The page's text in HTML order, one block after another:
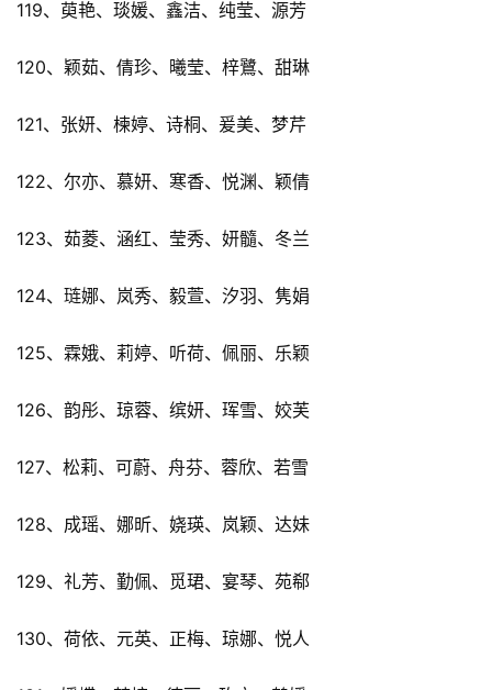
119、萸艳、琰媛、鑫洁、纯莹、源芳
120、颖茹、倩珍、曦莹、梓鷺、甜琳
121、张妍、楝婷、诗桐、爰美、梦芹
122、尔亦、慕妍、寒香、悦渊、颖倩
123、茹菱、涵红、莹秀、妍髓、冬兰
124、琏娜、岚秀、毅萱、汐羽、隽娟
125、霖娥、莉婷、听荷、佩丽、乐颖
126、韵彤、琼蓉、缤妍、珲雪、姣芙
127、松莉、可蔚、舟芬、蓉欣、若雪
128、成瑶、娜昕、娆瑛、岚颖、达妹
129、礼芳、勤佩、觅珺、宴琴、苑郗
130、荷依、元英、正梅、琼娜、悦人